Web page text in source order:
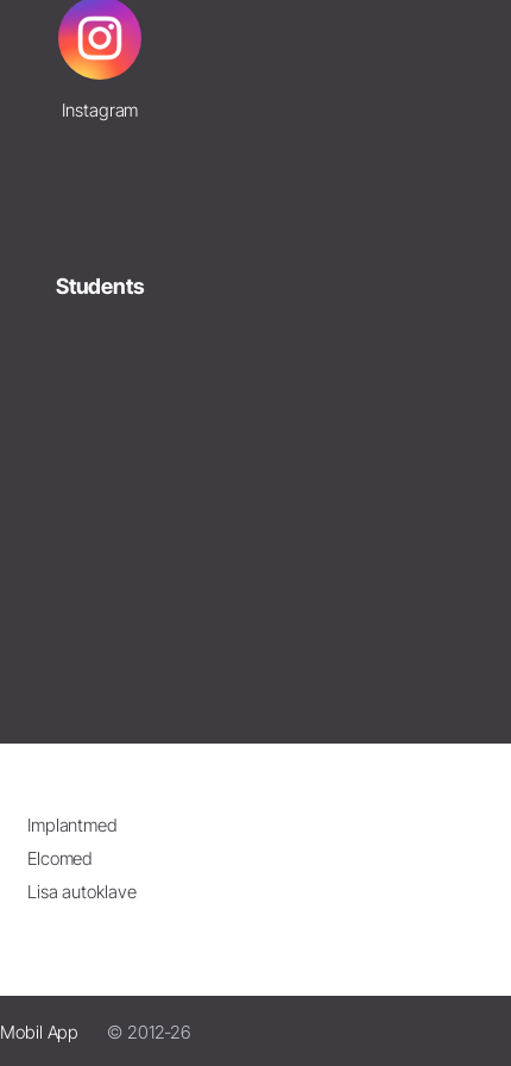
Instagram
Students
Implantmed
Elcomed
Lisa autoklave
Mobil App © 2012-26